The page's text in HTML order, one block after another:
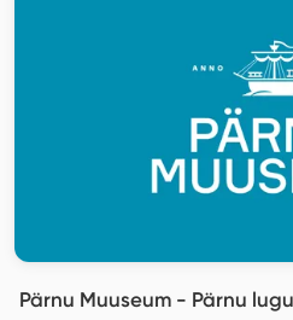
Pärnu Muuseum - Pärnu